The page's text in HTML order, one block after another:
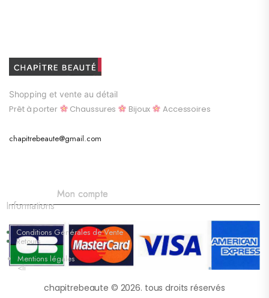
Shopping et vente au détail
Prêt à porter Chaussures Bijoux Accessoires
chapitrebeaute@gmail.com
Mon compte
Informations
Conditions Générales de Vente
Retours
Mentions légales
<li
chapitrebeaute © 2026. tous droits réservés